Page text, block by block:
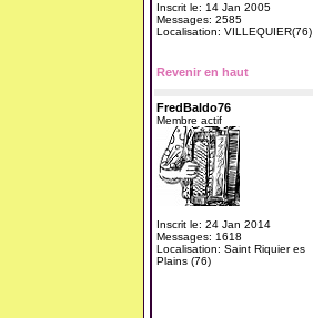
Inscrit le: 14 Jan 2005
Messages: 2585
Localisation: VILLEQUIER(76)
Revenir en haut
FredBaldo76
Membre actif
Inscrit le: 24 Jan 2014
Messages: 1618
Localisation: Saint Riquier es
Plains (76)